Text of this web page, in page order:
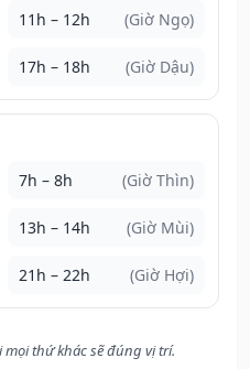
11h – 12h (Giờ Ngọ)
17h – 18h (Giờ Dậu)
7h – 8h (Giờ Thìn)
13h – 14h (Giờ Mùi)
21h – 22h (Giờ Hợi)
thứ khác sẽ đúng vị trí.